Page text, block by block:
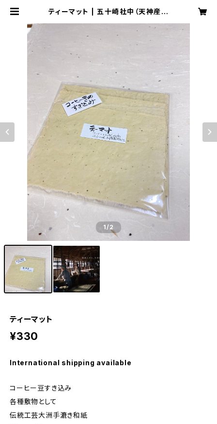
ティーマット | 五十崎社中（天神産紙
1/2
ティーマット
¥330
International shipping available
コーヒー豆すき込み
各種敷物として
伝統工芸大洲手漉き和紙